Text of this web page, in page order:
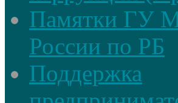
Памятки ГУ
России по РБ
Поддержка